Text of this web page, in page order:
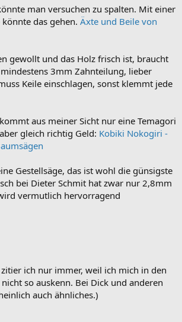
man versuchen zu spalten. Mit einer
das gehen. Äxte und Beile von
gewollt und das Holz frisch ist, braucht
3mm Zahnteilung, lieber
Keile einschlagen, sonst klemmt jede
aus meiner Sicht nur eine Temagori
gleich richtig Geld: Kobiki Nokogiri -
Gestellsäge, das ist wohl die günsigste
bei Dieter Schmit hat zwar nur 2,8mm
vermutlich hervorragend
zitier ich nur immer, weil ich mich in den
so auskenn. Bei Dick und anderen
auch ähnliches.)